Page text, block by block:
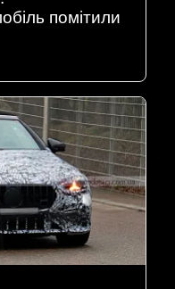
помітили